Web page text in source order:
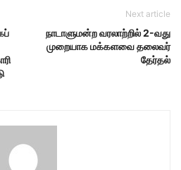
Next article
நாடாளுமன்ற வரலாற்றில் 2-வது
முறையாக மக்களவை தலைவர்
தேர்தல்